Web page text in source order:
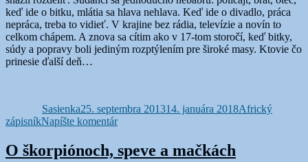
keď ide o bitku, mlátia sa hlava nehlava. Keď ide o divadlo, práca
nepráca, treba to vidieť. V krajine bez rádia, televízie a novín to
celkom chápem. A znova sa cítim ako v 17-tom storočí, keď bitky,
súdy a popravy boli jediným rozptýlením pre široké masy. Ktovie čo
prinesie ďalší deň…
Sasienka25. septembra 201314. januára 2018Africký
zápisníkNapíšte komentárk
O škorpiónoch, speve a mačkách